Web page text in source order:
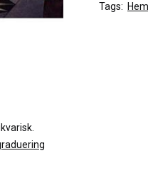
Tags: